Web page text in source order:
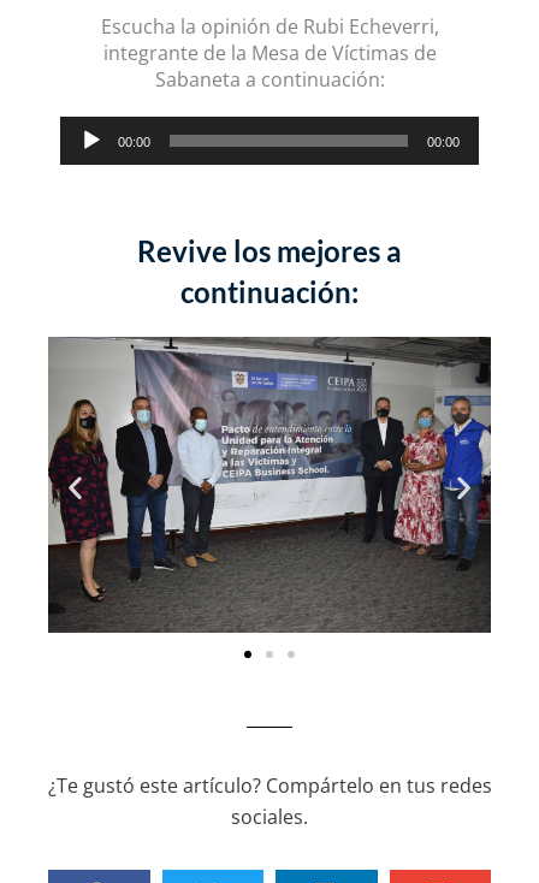
audioEscucha la opinión de Rubi Echeverri,
integrante de la Mesa de Víctimas de
Sabaneta a continuación:
Reproductor
de
00:00 00:00
Revive los mejores a
continuación:
¿Te gustó este artículo? Compártelo en tus redes
sociales.